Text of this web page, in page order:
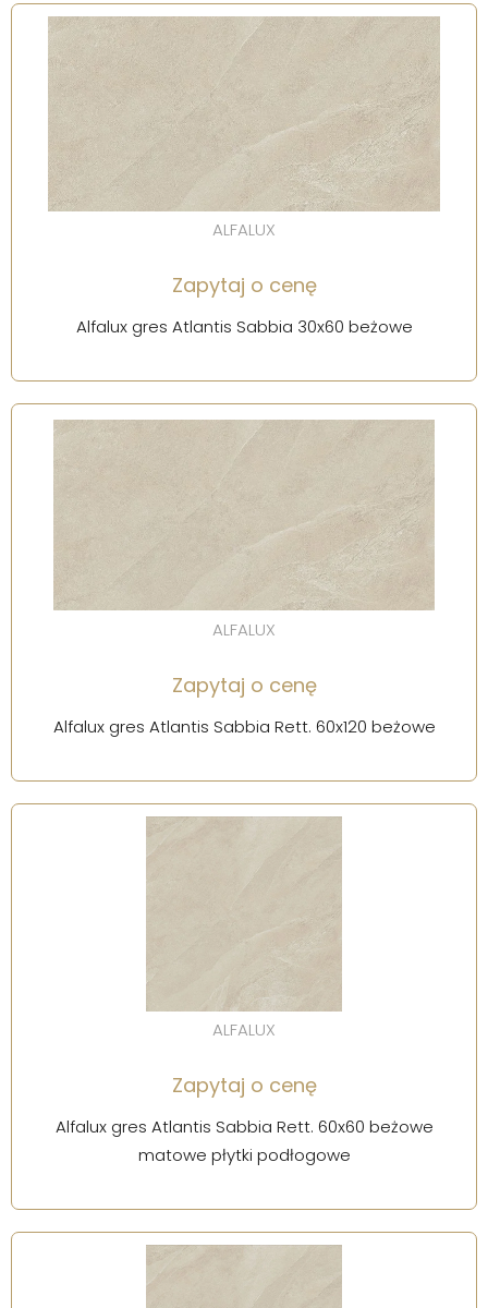
ALFALUX
Zapytaj o cenę
Alfalux gres Atlantis Sabbia 30x60 beżowe
ALFALUX
Zapytaj o cenę
Alfalux gres Atlantis Sabbia Rett. 60x120 beżowe
ALFALUX
Zapytaj o cenę
Alfalux gres Atlantis Sabbia Rett. 60x60 beżowe
matowe płytki podłogowe